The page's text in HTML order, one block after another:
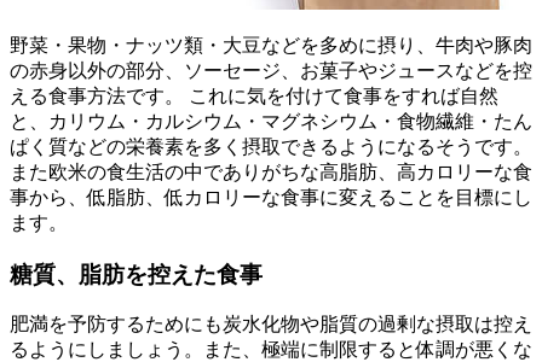
野菜・果物・ナッツ類・大豆などを多めに摂り、牛肉や豚肉
の赤身以外の部分、ソーセージ、お菓子やジュースなどを控
える食事方法です。 これに気を付けて食事をすれば自然
と、カリウム・カルシウム・マグネシウム・食物繊維・たん
ぱく質などの栄養素を多く摂取できるようになるそうです。
また欧米の食生活の中でありがちな高脂肪、高カロリーな食
事から、低脂肪、低カロリーな食事に変えることを目標にし
ます。
糖質、脂肪を控えた食事
肥満を予防するためにも炭水化物や脂質の過剰な摂取は控え
るようにしましょう。また、極端に制限すると体調が悪くな